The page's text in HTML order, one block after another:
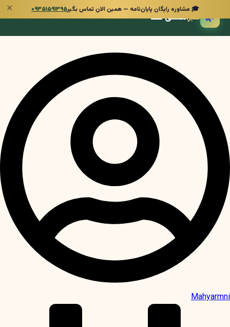
🎓 مشاوره رایگان پایان‌نامه — همین الان تماس بگیر۰۹۳۵۱۵۹۱۳۹۵ ✕
🌿 سبزانگشتی
Mahyarmni